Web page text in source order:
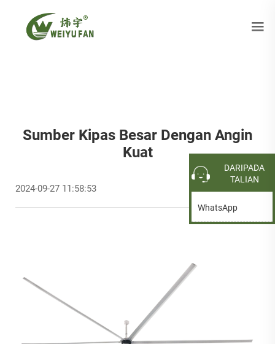
Sumber Kipas Besar Dengan Angin
Kuat
2024-09-27 11:58:53
DARIPADA
TALIAN
WhatsApp